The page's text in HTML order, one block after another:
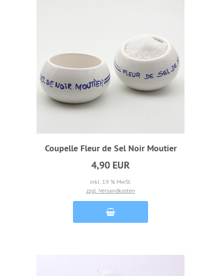
Coupelle Fleur de Sel Noir Moutier
4,90 EUR
inkl. 19 % MwSt.
zzgl. Versandkosten